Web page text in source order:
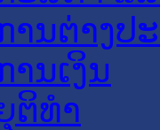
ານຕ່າງປ
ນເງິນ
ຕິທໍາ